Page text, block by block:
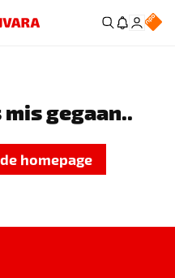
gegaan..
homepage